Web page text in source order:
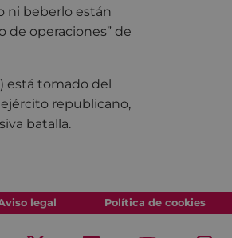
ni beberlo están
de operaciones” de
está tomado del
republicano,
batalla.
legal Política de cookies